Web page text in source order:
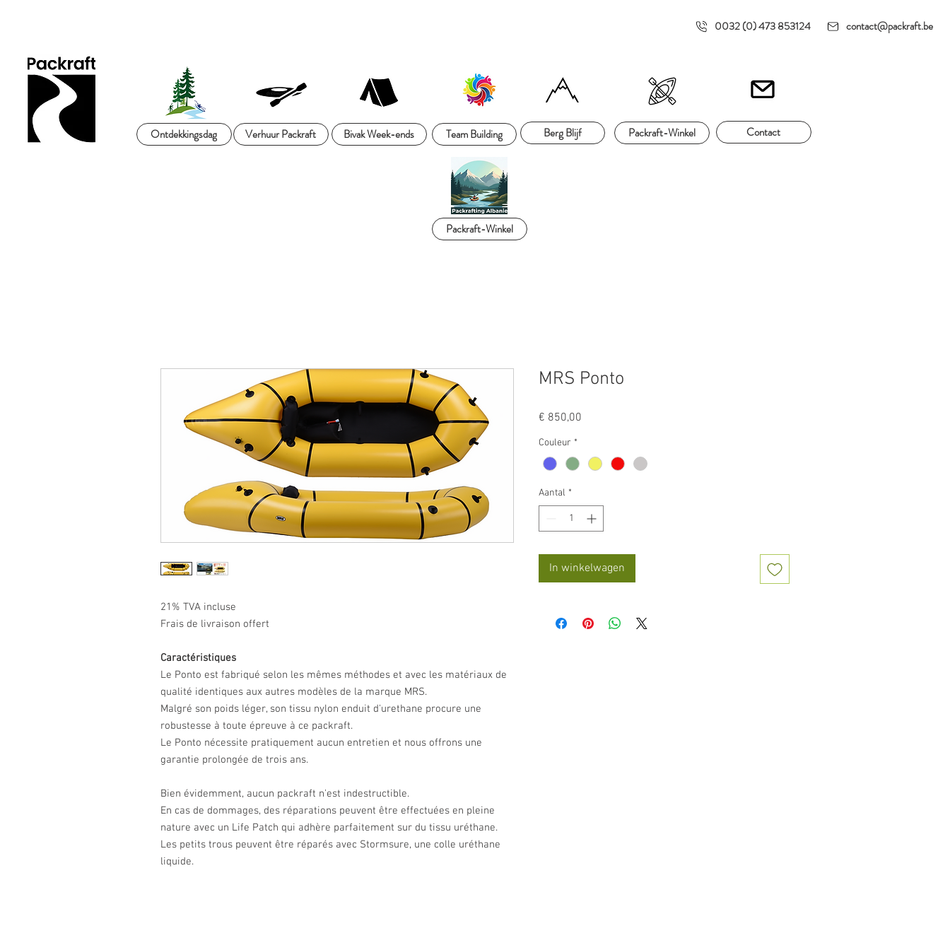
0032 (0) 473 853124 contact@packraft.be
Ontdekkingsdag Verhuur Packraft Bivak Week-ends Team Building Berg Blijf
Packraft-Winkel
Packraft-Winkel Contact
21% TVA incluse
Frais de livraison offert
Caractéristiques
Le Ponto est fabriqué selon les mêmes méthodes et avec les matériaux de
qualité identiques aux autres modèles de la marque MRS.
Malgré son poids léger, son tissu nylon enduit d'urethane procure une
robustesse à toute épreuve à ce packraft.
Le Ponto nécessite pratiquement aucun entretien et nous offrons une
garantie prolongée de trois ans.
Bien évidemment, aucun packraft n'est indestructible.
En cas de dommages, des réparations peuvent être effectuées en pleine
nature avec un Life Patch qui adhère parfaitement sur du tissu uréthane.
Les petits trous peuvent être réparés avec Stormsure, une colle uréthane
liquide.
MRS Ponto
€ 850,00
Couleur *
Aantal *
In winkelwagen